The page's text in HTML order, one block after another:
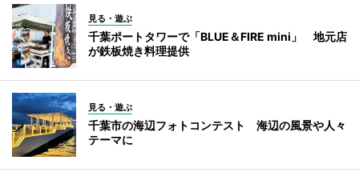
見る・遊ぶ
千葉ポートタワーで「BLUE＆FIRE mini」 地元店
が鉄板焼き料理提供
見る・遊ぶ
千葉市の海辺フォトコンテスト 海辺の風景や人々
テーマに